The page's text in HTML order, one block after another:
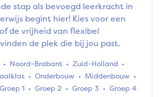
stap als bevoegd leerkracht in
begint hier! Kies voor een
de vrijheid van flexibel
de plek die bij jou past.
Noord-Brabant
Zuid-Holland
Onderbouw
Middenbouw
Groep 1 Groep 2 Groep 3
Groep 4